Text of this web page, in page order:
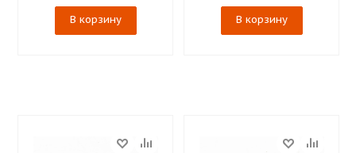
В корзину В корзину